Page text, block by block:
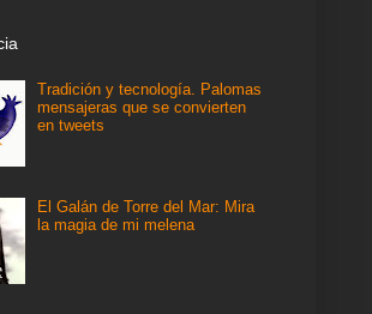
Tradición y tecnología. Palomas
mensajeras que se convierten
en tweets
El Galán de Torre del Mar: Mira
la magia de mi melena